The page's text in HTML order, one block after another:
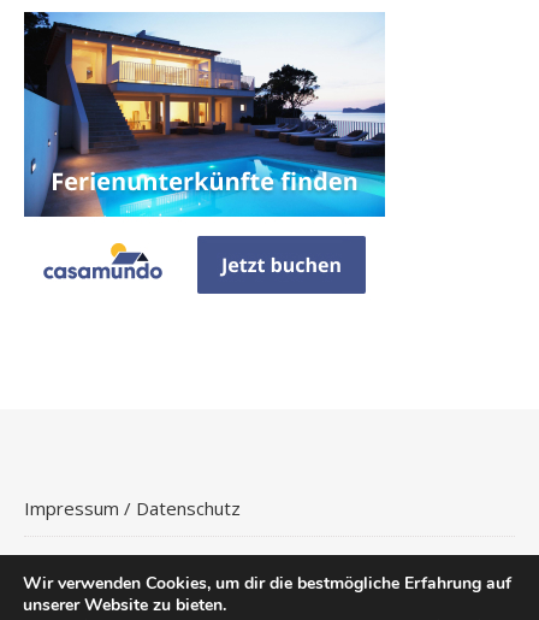
Impressum / Datenschutz
Wir verwenden Cookies, um dir die bestmögliche Erfahrung auf
unserer Website zu bieten.